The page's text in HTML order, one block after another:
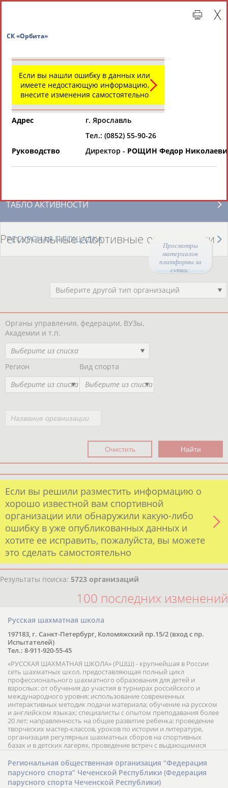
Просмотры
материалов
платформы за
сутки:
Региональные спортивные организации
СВОДНЫЕ ИНДЕКСЫ
ТАБЛО АКТИВНОСТИ
РЕСУРСНАЯ ПЛОЩАДКА
Региональные спортивные организации
Выберите другой тип организаций
Органы управления, федерации, ВУЗы,
Академии и т.п.
Выберите из списка
Регион
Выберите из списка
Вид спорта
Выберите из списка
Если вы решили разместить информацию о
хорошо известной вам спортивной
организации или обнаружили какую-либо
ошибку в уже опубликованных данных и
хотите ее исправить, пожалуйста, вы можете
это сделать самостоятельно
Результаты поиска: 5723 организаций
100 последних изменений
Русская шахматная школа
197183, г. Санкт-Петербург, Коломяжский пр.15/2 (вход с пр.
Испытателей)
Тел.: 8-911-920-55-45
«РУССКАЯ ШАХМАТНАЯ ШКОЛА» (РШШ) - крупнейшая в России
сеть шахматных школ, предоставляющая полный цикл
профессионального шахматного образования для детей и
взрослых: от обучения до участия в турнирах российского и
международного уровня; использование современных
интерактивных методик подачи материала; обучение на русском
и английском языках; специалисты с опытом преподавания более
20 лет; направленность на общее развитие ребенка: проведение
творческих мастер-классов, уроков по истории и литературе,
организация регулярных шахматных сборов на спортивных
базах и в детских лагерях, проведение встреч с выдающимися
шахматистами; корпоративное обучение; онлайн обучение в
форме вебинаров и индивидуальных занятий, круглые столы
российских и международных тренеров, организация фестивалей;
онлайн трансляция мероприятий и турниров.
Региональная общественная организация “Федерация
парусного спорта” Чеченской Республики (Федерация
парусного спорта Чеченской Республики)
Если вы нашли ошибку в данных или
имеете недостающую информацию,
внесите изменения самостоятельно
Адрес
г. Ярославль
Тел.: (0852) 55-90-26
Руководство
Директор - РОЩИН Федор